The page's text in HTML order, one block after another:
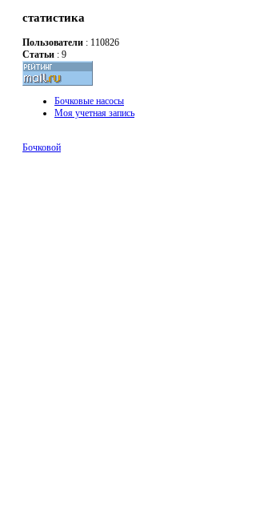
статистика
Пользователи : 110826
Статьи : 9
Бочковые насосы
Моя учетная запись
Бочковой